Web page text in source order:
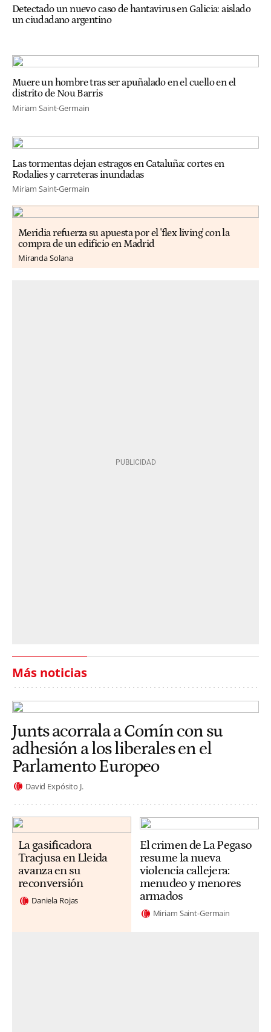
Detectado un nuevo caso de hantavirus en Galicia: aislado
un ciudadano argentino
Muere un hombre tras ser apuñalado en el cuello en el
distrito de Nou Barris
Miriam Saint-Germain
Las tormentas dejan estragos en Cataluña: cortes en
Rodalies y carreteras inundadas
Miriam Saint-Germain
Meridia refuerza su apuesta por el 'flex living' con la
compra de un edificio en Madrid
Miranda Solana
Más noticias
Junts acorrala a Comín con su
adhesión a los liberales en el
Parlamento Europeo
David Expósito J.
La gasificadora
Tracjusa en Lleida
avanza en su
reconversión
Daniela Rojas
El crimen de La Pegaso
resume la nueva
violencia callejera:
menudeo y menores
armados
Miriam Saint-Germain